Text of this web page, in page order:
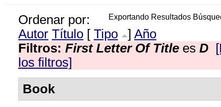
Exportando Resultados
Ordenar por:
Autor Título [ Tipo ] Año
Filtros: First Letter Of Title es D
los filtros]
Book